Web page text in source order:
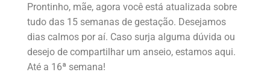
Prontinho, mãe, agora você está atualizada sobre
tudo das 15 semanas de gestação. Desejamos
dias calmos por aí. Caso surja alguma dúvida ou
desejo de compartilhar um anseio, estamos aqui.
Até a 16ª semana!